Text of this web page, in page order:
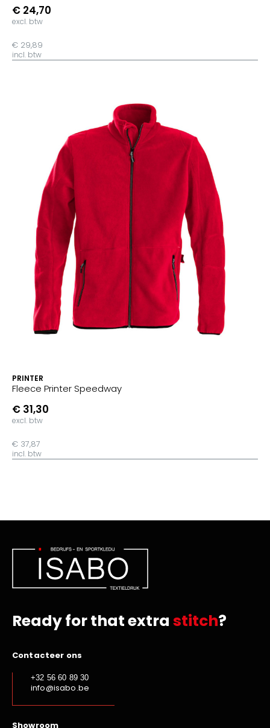
€ 24,70
excl. btw
€ 29,89
incl. btw
PRINTER
Fleece Printer Speedway
€ 31,30
excl. btw
€ 37,87
incl. btw
Ready for that extra stitch?
Contacteer ons
+32 56 60 89 30
info@isabo.be
Showroom